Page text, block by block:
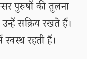
पुरुषों की तुलना
सक्रिय रखते हैं।
रहती हैं।